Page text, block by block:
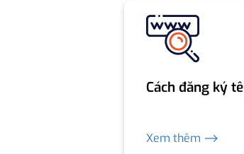
Cách đăng ký
Xem thêm ⟶